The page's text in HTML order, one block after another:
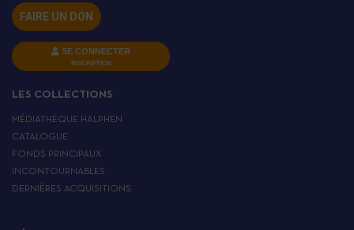
FAIRE UN DON
SE CONNECTER
INSCRIPTION
LES COLLECTIONS
MÉDIATHÈQUE HALPHEN
CATALOGUE
FONDS PRINCIPAUX
INCONTOURNABLES
DERNIÈRES ACQUISITIONS